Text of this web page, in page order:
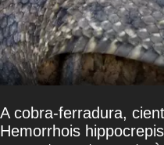
A cobra-ferradura,
Hemorrhois